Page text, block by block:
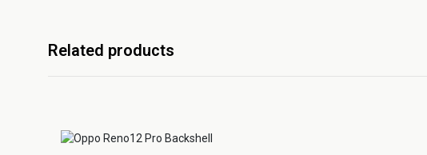
Related products